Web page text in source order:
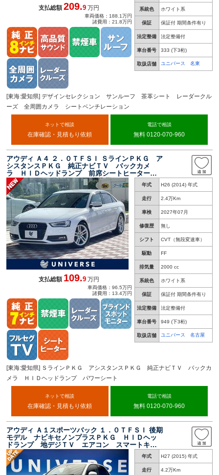
系統色 ホワイト系
保証 保証付 期間条件有り
法定整備 法定整備付
車台番号 333 (下3桁)
取扱店舗 ユニバース 名東
支払総額209.9 万円
車両価格：188.1万円
諸費用：21.8万円
[東海:愛知県] デザインセレクション サンルーフ 茶革シート レーダークル
ーズ 全周囲カメラ シートベンチレーション
ネットで相談
在庫確認・見積もり依頼
電話で相談
無料 0120-070-960
アウディ Ａ４ ２．０ＴＦＳＩ ＳラインＰＫＧ ア
シスタンスＰＫＧ 純正ナビＴＶ バックカメ
ラ ＨＩＤヘッドランプ 前席シートヒーター
パワーシート パドルシフト アイドリングスト
ップ 純正１８インチＡＷ ＥＴＣ 禁煙
年式 H26 (2014) 年式
走行 2.4万Km
車検 2027年07月
修復歴 無し
シフト CVT（無段変速車）
駆動 FF
排気量 2000 cc
系統色 ホワイト系
保証 保証付 期間条件有り
法定整備 法定整備付
車台番号 949 (下3桁)
取扱店舗 ユニバース 名古屋
支払総額109.9 万円
車両価格：96.5万円
諸費用：13.4万円
[東海:愛知県] ＳラインＰＫＧ アシスタンスＰＫＧ 純正ナビＴＶ バックカ
メラ ＨＩＤヘッドランプ パワーシート
ネットで相談
在庫確認・見積もり依頼
電話で相談
無料 0120-070-960
アウディ Ａ１スポーツバック １．０ＴＦＳＩ 後期
モデル ナビキセノンプラスＰＫＧ ＨＩＤヘッ
ドランプ 地デジＴＶ エアコン スマートキ
ー 純正１５インチアルミ プライバシーガラ
ス Ｂｌｕｅｔｏｏｔｈ接続 禁煙車
年式 H27 (2015) 年式
走行 4.2万Km